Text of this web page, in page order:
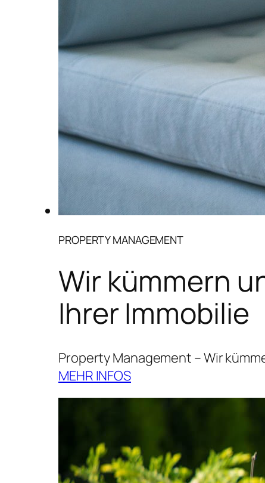
PROPERTY MANAGEMENT
Wir kümmern
Ihrer Immobilie
Property Management – Wir
MEHR INFOS